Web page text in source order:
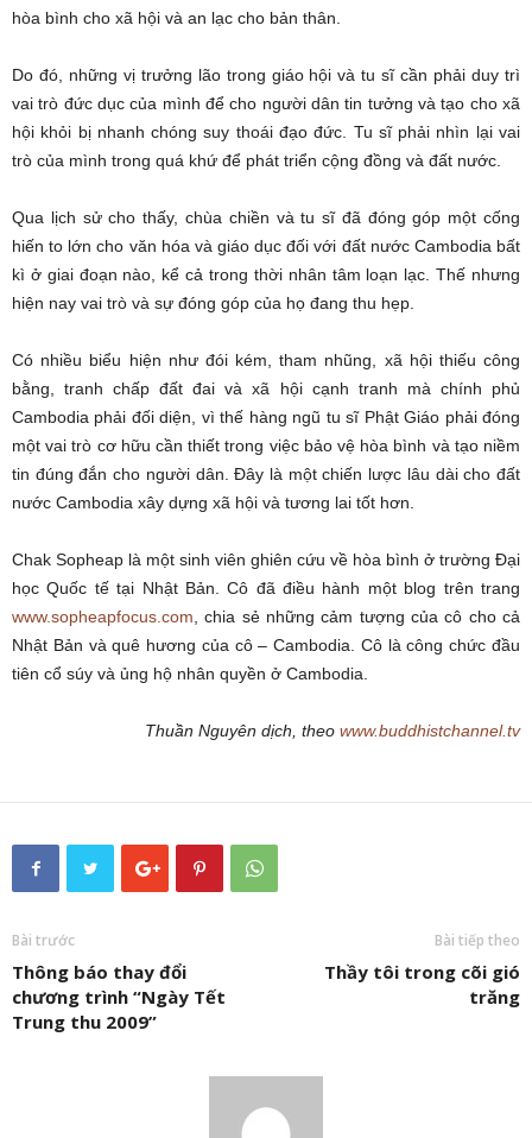
hòa bình cho xã hội và an lạc cho bản thân.
Do đó, những vị trưởng lão trong giáo hội và tu sĩ cần phải duy trì
vai trò đức dục của mình để cho người dân tin tưởng và tạo cho xã
hội khỏi bị nhanh chóng suy thoái đạo đức. Tu sĩ phải nhìn lại vai
trò của mình trong quá khứ để phát triển cộng đồng và đất nước.
Qua lịch sử cho thấy, chùa chiền và tu sĩ đã đóng góp một cống
hiến to lớn cho văn hóa và giáo dục đối với đất nước Cambodia bất
kì ở giai đoạn nào, kể cả trong thời nhân tâm loạn lạc. Thế nhưng
hiện nay vai trò và sự đóng góp của họ đang thu hẹp.
Có nhiều biểu hiện như đói kém, tham nhũng, xã hội thiếu công
bằng, tranh chấp đất đai và xã hội cạnh tranh mà chính phủ
Cambodia phải đối diện, vì thế hàng ngũ tu sĩ Phật Giáo phải đóng
một vai trò cơ hữu cần thiết trong việc bảo vệ hòa bình và tạo niềm
tin đúng đắn cho người dân. Đây là một chiến lược lâu dài cho đất
nước Cambodia xây dựng xã hội và tương lai tốt hơn.
Chak Sopheap là một sinh viên ghiên cứu về hòa bình ở trường Đại
học Quốc tế tại Nhật Bản. Cô đã điều hành một blog trên trang
www.sopheapfocus.com , chia sẻ những cảm tượng của cô cho cả
Nhật Bản và quê hương của cô – Cambodia. Cô là công chức đầu
tiên cổ súy và ủng hộ nhân quyền ở Cambodia.
Thuần Nguyên dịch, theo www.buddhistchannel.tv
Bài trước
Thông báo thay đổi
chương trình “Ngày Tết
Trung thu 2009”
Bài tiếp theo
Thầy tôi trong cõi gió
trăng